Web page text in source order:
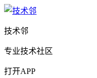
技术邻
专业技术社区
打开APP